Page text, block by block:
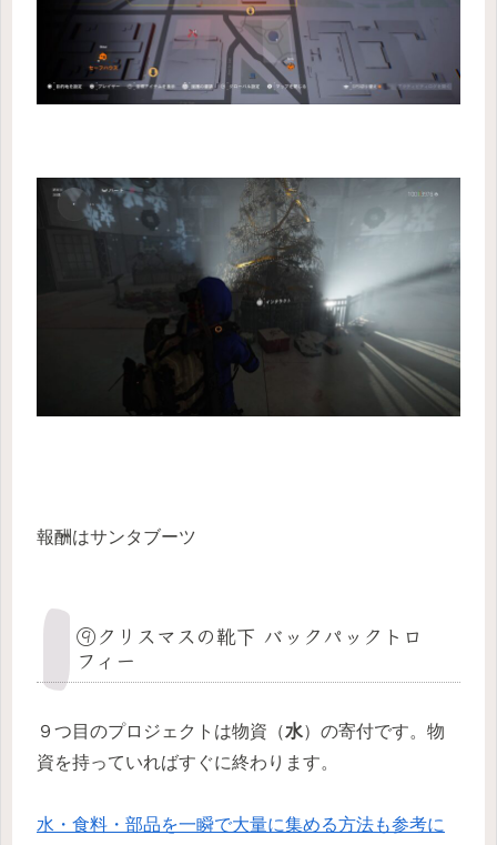
報酬はサンタブーツ
⑨クリスマスの靴下 バックパックトロ
フィー
９つ目のプロジェクトは物資（水）の寄付です。物
資を持っていればすぐに終わります。
水・食料・部品を一瞬で大量に集める方法も参考に